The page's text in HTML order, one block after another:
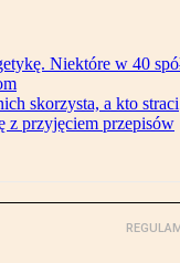
Niektóre w 40
skorzysta, a kto straci
z przyjęciem przepisów